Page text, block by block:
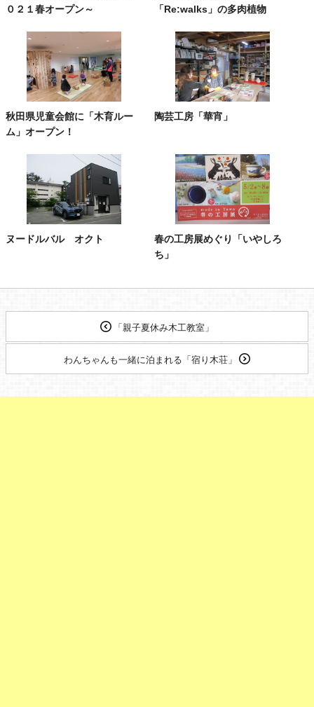
０２１春オープン～
「Re:walks」の多肉植物
秋田県児童会館に「木育ルー
ム」オープン！
陶芸工房「華宵」
ヌードルバル オクト
春の工房展めぐり「いやしろ
ち」
「親子夏休み木工教室」
わんちゃんも一緒に泊まれる「宿り木荘」